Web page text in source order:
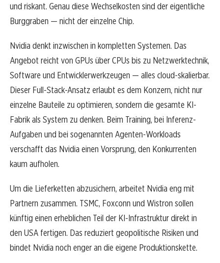
und riskant. Genau diese Wechselkosten sind der eigentliche
Burggraben — nicht der einzelne Chip.
Nvidia denkt inzwischen in kompletten Systemen. Das
Angebot reicht von GPUs über CPUs bis zu Netzwerktechnik,
Software und Entwicklerwerkzeugen — alles cloud-skalierbar.
Dieser Full-Stack-Ansatz erlaubt es dem Konzern, nicht nur
einzelne Bauteile zu optimieren, sondern die gesamte KI-
Fabrik als System zu denken. Beim Training, bei Inferenz-
Aufgaben und bei sogenannten Agenten-Workloads
verschafft das Nvidia einen Vorsprung, den Konkurrenten
kaum aufholen.
Um die Lieferketten abzusichern, arbeitet Nvidia eng mit
Partnern zusammen. TSMC, Foxconn und Wistron sollen
künftig einen erheblichen Teil der KI-Infrastruktur direkt in
den USA fertigen. Das reduziert geopolitische Risiken und
bindet Nvidia noch enger an die eigene Produktionskette.